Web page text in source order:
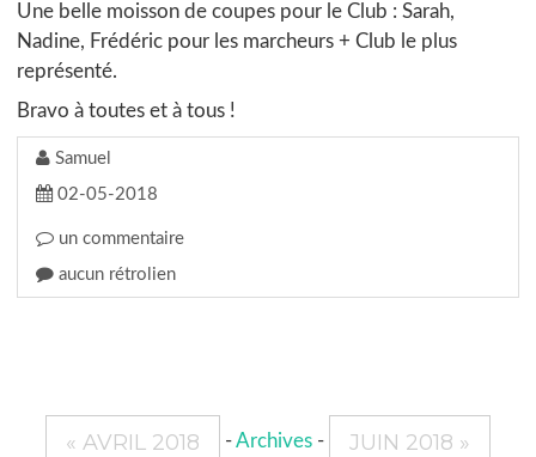
Une belle moisson de coupes pour le Club : Sarah,
Nadine, Frédéric pour les marcheurs + Club le plus
représenté.
Bravo à toutes et à tous !
Samuel
02-05-2018
un commentaire
aucun rétrolien
« AVRIL 2018 -Archives - JUIN 2018 »